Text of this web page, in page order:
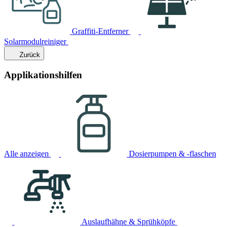
Graffiti-Entferner
Solarmodulreiniger
Zurück
Applikationshilfen
Alle anzeigen Dosierpumpen & -flaschen
Auslaufhähne & Sprühköpfe